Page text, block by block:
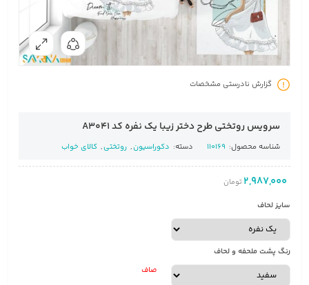
گزارش نادرستی مشخصات
سرویس روتختی طرح دختر زیبا یک نفره کد A3041
شناسه محصول: 110169 دسته: دکوراسیون, روتختی, کالای خواب
2,987,000 تومان
سایز لحاف
رنگ پشت ملحفه و لحاف
صاف